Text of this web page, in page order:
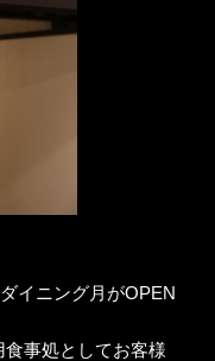
イニング月がOPEN
事処としてお客様